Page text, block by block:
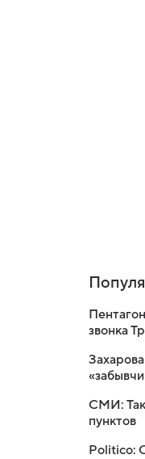
звонка
СМИ:
пунктов
Politico: